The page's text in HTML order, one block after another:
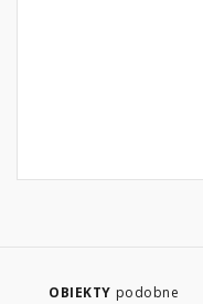
OBIEKTY podobne